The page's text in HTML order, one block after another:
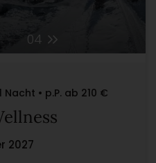
04
Nacht • p.P. ab 210 €
2027